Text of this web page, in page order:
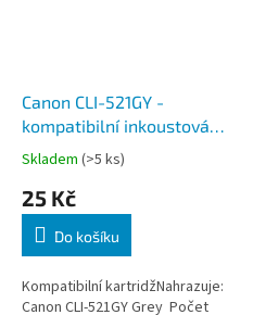
Canon CLI-521GY -
kompatibilní inkoustová
náplň, šedá, včetně čipu
Skladem (>5 ks)
25 Kč
Do košíku
Kompatibilní kartridžNahrazuje:
Canon CLI-521GY Grey Počet